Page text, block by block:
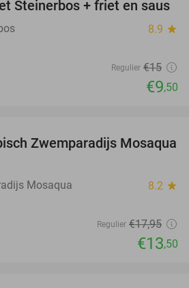
37%
Steinerbos + friet en saus
8.9 star
Regulier €15
€9,50
25%
Zwemparadijs Mosaqua
Mosaqua 8.2 star
Regulier €17,95
€13,50